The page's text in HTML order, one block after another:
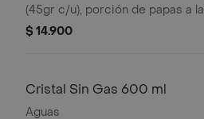
(45gr c/u), porción de papas a la
francesa, mediana, escoge 2 de
$ 14.900
Cristal Sin Gas 600 ml
Aguas